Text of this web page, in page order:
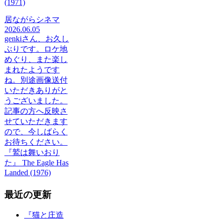
(1971)
居ながらシネマ
2026.06.05
genkiさん、お久し
ぶりです。ロケ地
めぐり、また楽し
まれたようです
ね。別途画像送付
いただきありがと
うございました。
記事の方へ反映さ
せていただきます
ので、今しばらく
お待ちください。
『鷲は舞いおり
た』 The Eagle Has
Landed (1976)
最近の更新
『猫と庄造